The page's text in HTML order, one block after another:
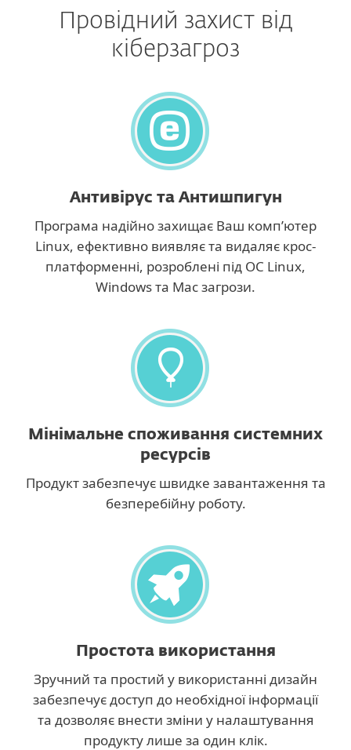
Провідний захист від
кіберзагроз
Антивірус та Антишпигун
Програма надійно захищає Ваш комп’ютер
Linux, ефективно виявляє та видаляє крос-
платформенні, розроблені під ОС Linux,
Windows та Mac загрози.
Мінімальне споживання системних
ресурсів
Продукт забезпечує швидке завантаження та
безперебійну роботу.
Простота використання
Зручний та простий у використанні дизайн
забезпечує доступ до необхідної інформації
та дозволяє внести зміни у налаштування
продукту лише за один клік.